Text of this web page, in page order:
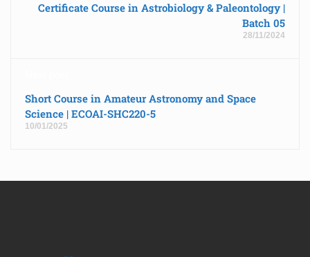
Certificate Course in Astrobiology & Paleontology |
Batch 05
28/11/2024
Short Course in Amateur Astronomy and Space
Science | ECOAI-SHC220-5
10/01/2025